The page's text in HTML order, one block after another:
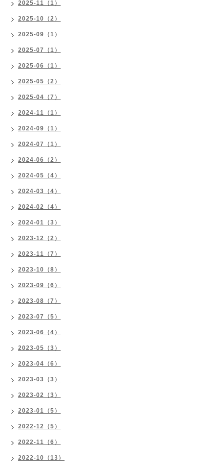
2025-11（1）
2025-10（2）
2025-09（1）
2025-07（1）
2025-06（1）
2025-05（2）
2025-04（7）
2024-11（1）
2024-09（1）
2024-07（1）
2024-06（2）
2024-05（4）
2024-03（4）
2024-02（4）
2024-01（3）
2023-12（2）
2023-11（7）
2023-10（8）
2023-09（6）
2023-08（7）
2023-07（5）
2023-06（4）
2023-05（3）
2023-04（6）
2023-03（3）
2023-02（3）
2023-01（5）
2022-12（5）
2022-11（6）
2022-10（13）